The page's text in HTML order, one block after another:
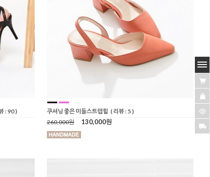
: 90 )
쿠셔닝 좋은 미들스트랩힐 ( 리뷰 : 5 )
260,000원
130,000원